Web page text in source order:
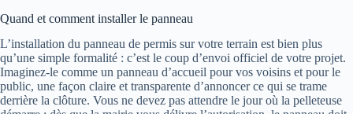
Quand et comment installer le panneau
L’installation du panneau de permis sur votre terrain est bien plus
qu’une simple formalité : c’est le coup d’envoi officiel de votre projet.
Imaginez-le comme un panneau d’accueil pour vos voisins et pour le
public, une façon claire et transparente d’annoncer ce qui se trame
derrière la clôture. Vous ne devez pas attendre le jour où la pelleteuse